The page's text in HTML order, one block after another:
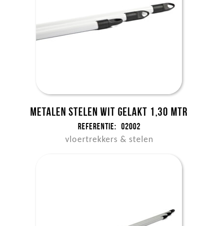
Metalen stelen wit gelakt 1,30 mtr
Referentie: 02002
vloertrekkers & stelen